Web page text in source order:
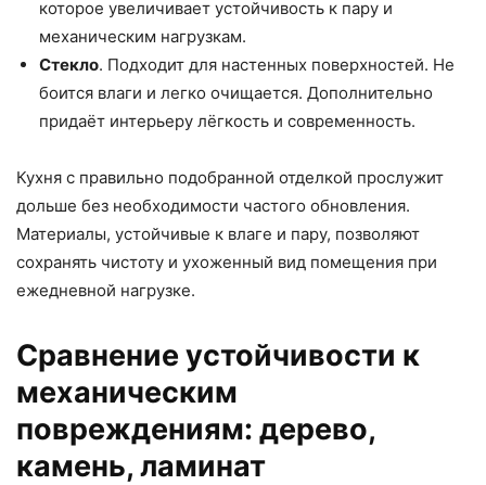
которое увеличивает устойчивость к пару и
механическим нагрузкам.
Стекло. Подходит для настенных поверхностей. Не
боится влаги и легко очищается. Дополнительно
придаёт интерьеру лёгкость и современность.
Кухня с правильно подобранной отделкой прослужит
дольше без необходимости частого обновления.
Материалы, устойчивые к влаге и пару, позволяют
сохранять чистоту и ухоженный вид помещения при
ежедневной нагрузке.
Сравнение устойчивости к
механическим
повреждениям: дерево,
камень, ламинат